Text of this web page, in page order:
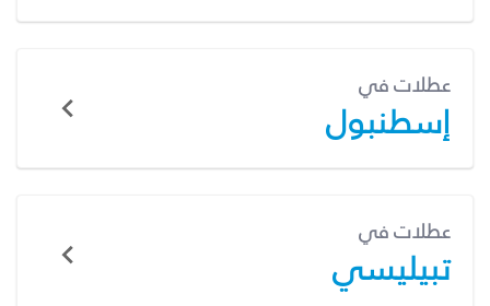
عطلات في
إسطنبول
عطلات في
تبيليسي